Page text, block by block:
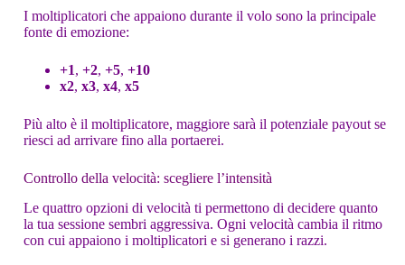
I moltiplicatori che appaiono durante il volo sono la principale
fonte di emozione:
+1, +2, +5, +10
x2, x3, x4, x5
Più alto è il moltiplicatore, maggiore sarà il potenziale payout se
riesci ad arrivare fino alla portaerei.
Controllo della velocità: scegliere l’intensità
Le quattro opzioni di velocità ti permettono di decidere quanto
la tua sessione sembri aggressiva. Ogni velocità cambia il ritmo
con cui appaiono i moltiplicatori e si generano i razzi.